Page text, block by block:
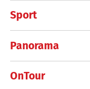
Sport
Panorama
OnTour